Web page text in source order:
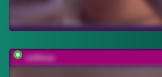
vattttaaa